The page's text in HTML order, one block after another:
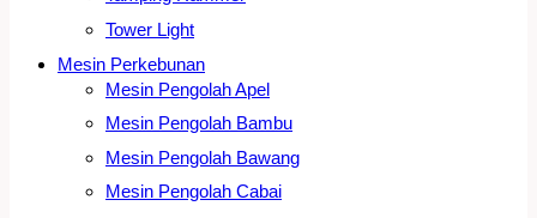
Tower Light
Mesin Perkebunan
Mesin Pengolah Apel
Mesin Pengolah Bambu
Mesin Pengolah Bawang
Mesin Pengolah Cabai